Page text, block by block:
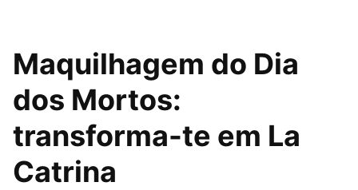
Maquilhagem do Dia
dos Mortos:
transforma-te em La
Catrina